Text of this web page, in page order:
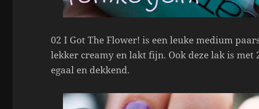
02 I Got The Flower! is een leuke medium
lekker creamy en lakt fijn. Ook deze lak is met
egaal en dekkend.